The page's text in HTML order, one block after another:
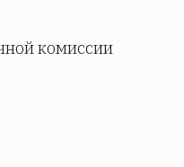
комиссии